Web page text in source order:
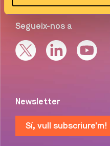
Segueix-nos a
Newsletter
Sí, vull subscriure'm!